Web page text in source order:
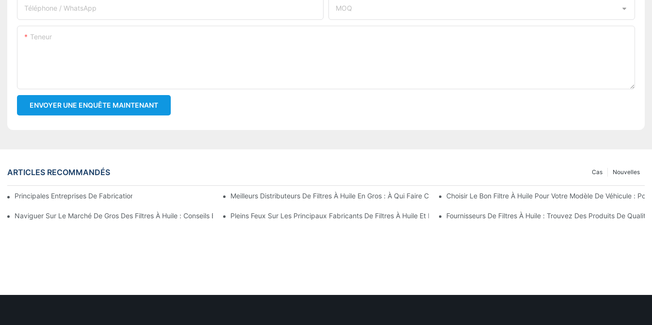
Téléphone / WhatsApp MOQ
Teneur
ENVOYER UNE ENQUÊTE MAINTENANT
ARTICLES RECOMMANDÉS Nouvelles
Cas
Principales Entreprises De Fabrication De Filtres À Huile : Un Aperçu CompletMeilleurs Distributeurs De Filtres À Huile En Gros : À Qui Faire Confiance ?Choisir Le Bon Filtre À Huile Pour Votre Modèle De Véhicule :
Naviguer Sur Le Marché De Gros Des Filtres À Huile : Conseils Et AstucesPleins Feux Sur Les Principaux Fabricants De Filtres À Huile Et Leurs InnovationsFournisseurs De Filtres À Huile : Trouvez Des Produits De